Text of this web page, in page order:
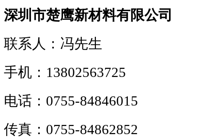
深圳市楚鹰新材料有限公司
联系人：冯先生
手机：13802563725
电话：0755-84846015
传真：0755-84862852